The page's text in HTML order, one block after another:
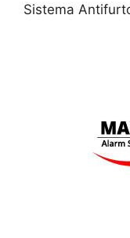
Sistema